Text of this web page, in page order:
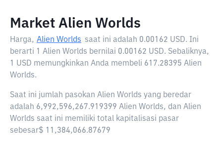
Market Alien Worlds
Harga, Alien Worlds saat ini adalah 0.00162 USD. Ini
berarti 1 Alien Worlds bernilai 0.00162 USD. Sebaliknya,
1 USD memungkinkan Anda membeli 617.28395 Alien
Worlds.
Saat ini jumlah pasokan Alien Worlds yang beredar
adalah 6,992,596,267.919399 Alien Worlds, dan Alien
Worlds saat ini memiliki total kapitalisasi pasar
sebesar$ 11,384,066.87679